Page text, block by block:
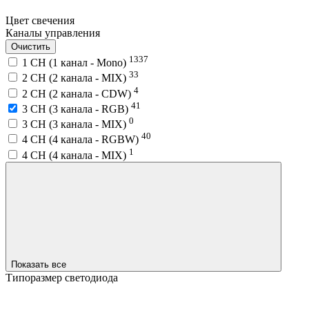
Цвет свечения
Каналы управления
Очистить
1 CH (1 канал - Mono) 1337
2 CH (2 канала - MIX) 33
2 CH (2 канала - CDW) 4
3 CH (3 канала - RGB) 41
3 CH (3 канала - MIX) 0
4 CH (4 канала - RGBW) 40
4 CH (4 канала - MIX) 1
Показать все
Типоразмер светодиода